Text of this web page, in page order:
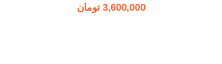
3,600,000 تومان